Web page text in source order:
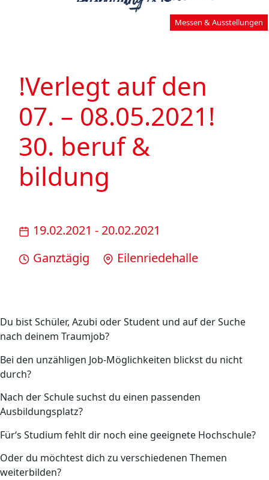
Messen & Ausstellungen
!Verlegt auf den
07. – 08.05.2021!
30. beruf &
bildung
19.02.2021 - 20.02.2021
Ganztägig
Eilen­riede­halle
Du bist Schüler, Azubi oder Student und auf der Suche
nach deinem Traumjob?
Bei den unzähligen Job-Möglichkeiten blickst du nicht
durch?
Nach der Schule suchst du einen passenden
Ausbildungsplatz?
Für‘s Studium fehlt dir noch eine geeignete Hochschule?
Oder du möchtest dich zu verschiedenen Themen
weiterbilden?